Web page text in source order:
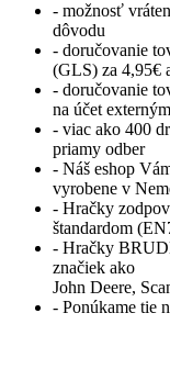
- možnosť
dôvodu
- doručovanie
(GLS) za 4,95€
- doručovanie
na účet
- viac ako 400
priamy odber
- Náš eshop
vyrobene v
- Hračky
štandardom
- Hračky
značiek ako
John Deere,
- Ponúkame tie